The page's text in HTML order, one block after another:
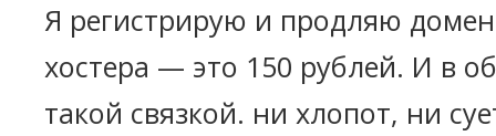
Я регистрирую и продляю домен
хостера — это 150 рублей. И в
такой связкой. ни хлопот, ни